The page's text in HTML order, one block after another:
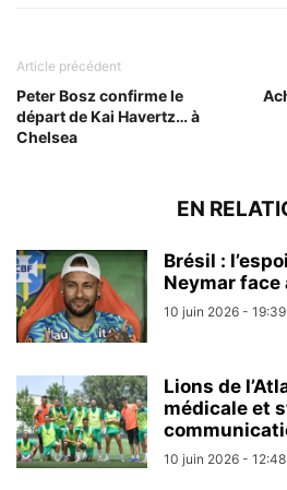
Article précédent
Peter Bosz confirme le
départ de Kai Havertz… à
Chelsea
EN
Brésil :
Neymar face
10 juin 2026 - 19:39
Lions de
médicale et
10 juin 2026 - 12:48